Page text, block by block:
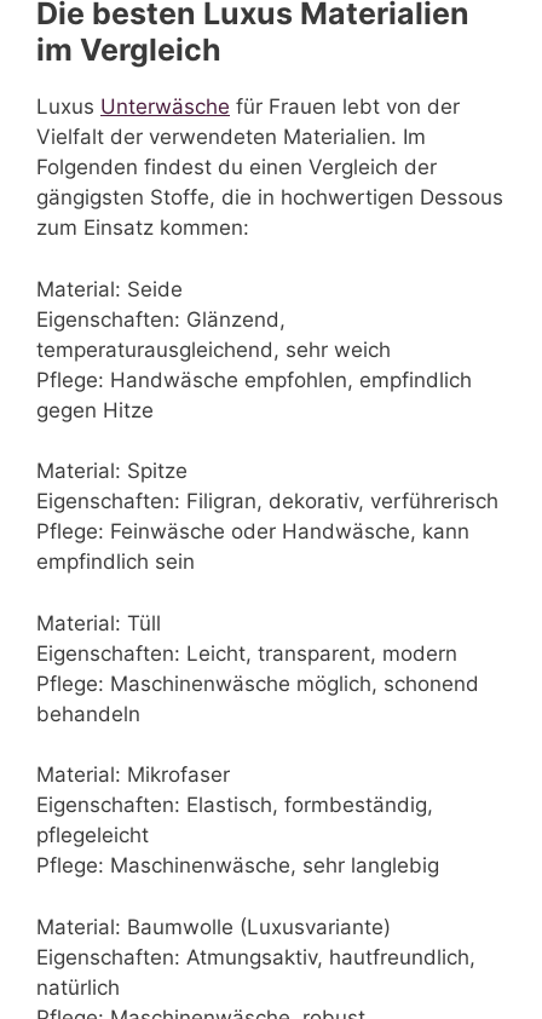
Die besten Luxus Materialien
im Vergleich
Luxus Unterwäsche für Frauen lebt von der
Vielfalt der verwendeten Materialien. Im
Folgenden findest du einen Vergleich der
gängigsten Stoffe, die in hochwertigen Dessous
zum Einsatz kommen:
Material: Seide
Eigenschaften: Glänzend,
temperaturausgleichend, sehr weich
Pflege: Handwäsche empfohlen, empfindlich
gegen Hitze
Material: Spitze
Eigenschaften: Filigran, dekorativ, verführerisch
Pflege: Feinwäsche oder Handwäsche, kann
empfindlich sein
Material: Tüll
Eigenschaften: Leicht, transparent, modern
Pflege: Maschinenwäsche möglich, schonend
behandeln
Material: Mikrofaser
Eigenschaften: Elastisch, formbeständig,
pflegeleicht
Pflege: Maschinenwäsche, sehr langlebig
Material: Baumwolle (Luxusvariante)
Eigenschaften: Atmungsaktiv, hautfreundlich,
natürlich